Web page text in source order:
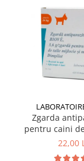
Zgarda
pentru caini
Biove
22,00